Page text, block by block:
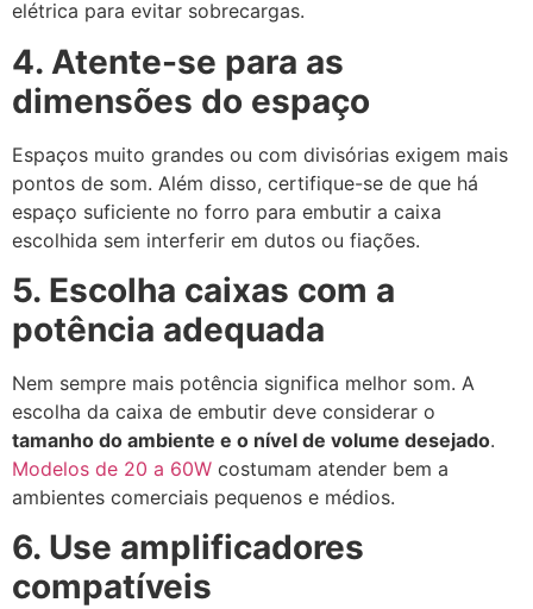
elétrica para evitar sobrecargas.
4. Atente-se para as
dimensões do espaço
Espaços muito grandes ou com divisórias exigem mais
pontos de som. Além disso, certifique-se de que há
espaço suficiente no forro para embutir a caixa
escolhida sem interferir em dutos ou fiações.
5. Escolha caixas com a
potência adequada
Nem sempre mais potência significa melhor som. A
escolha da caixa de embutir deve considerar o
tamanho do ambiente e o nível de volume desejado.
Modelos de 20 a 60W costumam atender bem a
ambientes comerciais pequenos e médios.
6. Use amplificadores
compatíveis